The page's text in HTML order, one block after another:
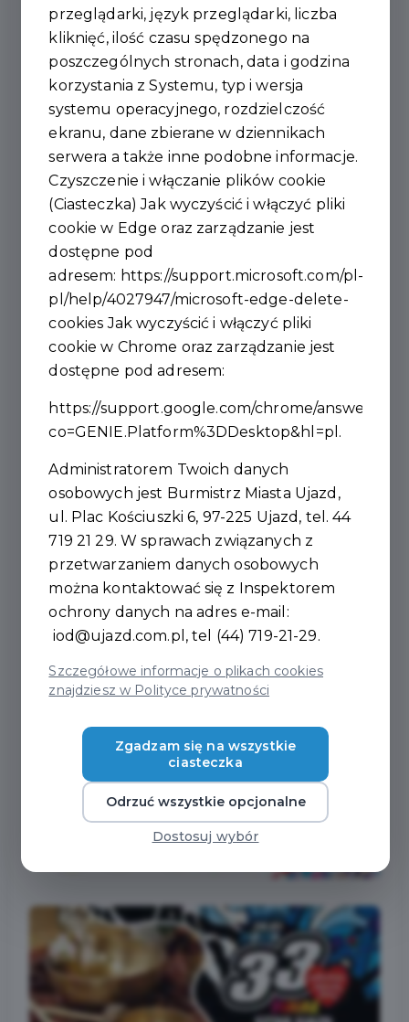
przeglądarki, język przeglądarki, liczba
kliknięć, ilość czasu spędzonego na
poszczególnych stronach, data i godzina
korzystania z Systemu, typ i wersja
systemu operacyjnego, rozdzielczość
ekranu, dane zbierane w dziennikach
serwera a także inne podobne informacje.
Czyszczenie i włączanie plików cookie
(Ciasteczka) Jak wyczyścić i włączyć pliki
cookie w Edge oraz zarządzanie jest
dostępne pod
adresem: https://support.microsoft.com/pl-
pl/help/4027947/microsoft-edge-delete-
cookies Jak wyczyścić i włączyć pliki
cookie w Chrome oraz zarządzanie jest
dostępne pod adresem:
https://support.google.com/chrome/answer/
co=GENIE.Platform%3DDesktop&hl=pl .
Administratorem Twoich danych
osobowych jest Burmistrz Miasta Ujazd,
ul. Plac Kościuszki 6, 97-225 Ujazd, tel. 44
719 21 29. W sprawach związanych z
przetwarzaniem danych osobowych
można kontaktować się z Inspektorem
ochrony danych na adres e-mail:
iod@ujazd.com.pl , tel (44) 719-21-29.
Szczegółowe informacje o plikach cookies
znajdziesz w Polityce prywatności
Zgadzam się na wszystkie
ciasteczka
Odrzuć wszystkie opcjonalne
Dostosuj wybór